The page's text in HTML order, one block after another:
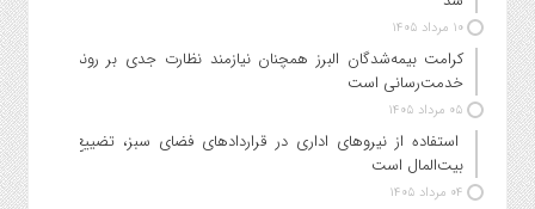
۱۰ مرداد ۱۴۰۵
کرامت بیمه‌شدگان البرز همچنان نیازمند نظارت جدی بر روند
خدمت‌رسانی است
۰۵ مرداد ۱۴۰۵
استفاده از نیروهای اداری در قراردادهای فضای سبز، تضییع
بیت‌المال است
۰۴ مرداد ۱۴۰۵